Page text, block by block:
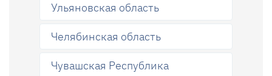
Ульяновская область
Челябинская область
Чувашская Республика